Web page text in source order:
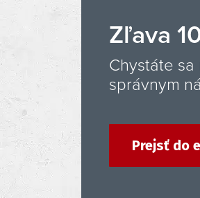
30
Od roku
kameňa –
Ďakujeme,